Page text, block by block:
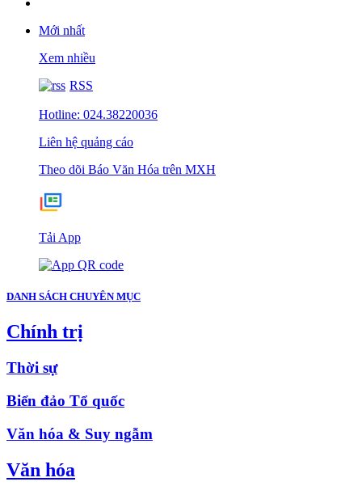
Mới nhất
Xem nhiều
RSS
Hotline: 024.38220036
Liên hệ quảng cáo
Theo dõi Báo Văn Hóa trên MXH
Tải App
DANH SÁCH CHUYÊN MỤC
Chính trị
Thời sự
Biển đảo Tổ quốc
Văn hóa & Suy ngẫm
Văn hóa